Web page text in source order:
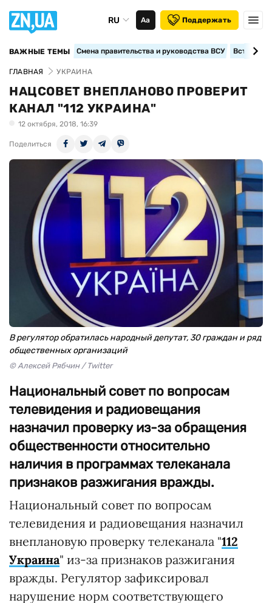
RU Аа Поддержать
ВАЖНЫЕ ТЕМЫ Смена правительства и руководства ВСУ
ГЛАВНАЯ УКРАИНА
НАЦСОВЕТ ВНЕПЛАНОВО ПРОВЕРИТ
КАНАЛ "112 УКРАИНА"
12 октября, 2018, 16:39
Поделиться
В регулятор обратилась народный депутат, 30 граждан и ряд
общественных организаций
© Алексей Рябчин / Twitter
Национальный совет по вопросам
телевидения и радиовещания
назначил проверку из-за обращения
общественности относительно
наличия в программах телеканала
признаков разжигания вражды.
Национальный совет по вопросам
телевидения и радиовещания назначил
внеплановую проверку телеканала "112
Украина" из-за признаков разжигания
вражды. Регулятор зафиксировал
нарушение норм соответствующего